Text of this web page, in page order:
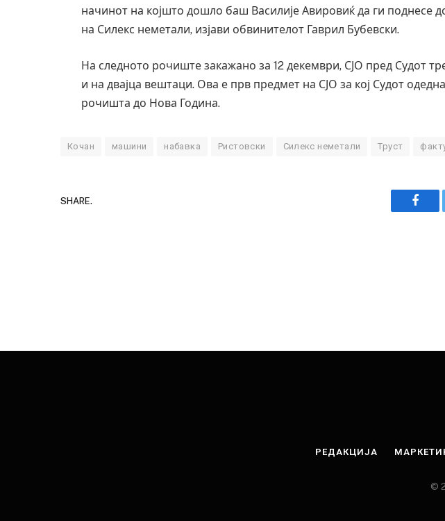
начинот на којшто дошло баш Василије Авировиќ да ги поднесе
на Силекс неметали, изјави обвинителот Гаврил Бубевски.
На следното рочиште закажано за 12 декември, СЈО пред Судот
и на двајца вештаци. Ова е прв предмет на СЈО за кој Судот
рочишта до Нова Година.
Кочан машини набавка Ристовски Силекс неметали Труст
SHARE.
Грција: Горат Парос,
РЕДАКЦИЈА
©